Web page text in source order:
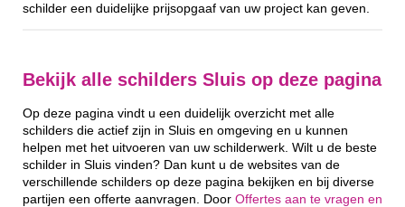
schilder een duidelijke prijsopgaaf van uw project kan geven.
Bekijk alle schilders Sluis op deze pagina
Op deze pagina vindt u een duidelijk overzicht met alle
schilders die actief zijn in Sluis en omgeving en u kunnen
helpen met het uitvoeren van uw schilderwerk. Wilt u de beste
schilder in Sluis vinden? Dan kunt u de websites van de
verschillende schilders op deze pagina bekijken en bij diverse
partijen een offerte aanvragen. Door Offertes aan te vragen en